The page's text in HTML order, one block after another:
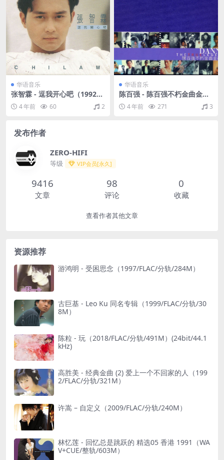
华语音乐
张智霖 - 逗我开心吧（1992/F
LAC/分轨/258M）
4 年前 60 2
华语音乐
陈百强 - 陈百强不朽金曲金藏
集（2005/FLAC/分轨/944
M）4 年前 271 3
发布作者
ZERO-HIFI
等级 VIP会员[永久]
9416
文章
98
评论
0
收藏
查看作者其他文章
资源推荐
游鸿明 - 受困思念（1997/FLAC/分轨/284M）
古巨基 - Leo Ku 同名专辑（1999/FLAC/分轨/30
8M）
陈粒 - 玩（2018/FLAC/分轨/491M）(24bit/44.1
kHz)
高胜美 - 经典金曲 (2) 爱上一个不回家的人（199
2/FLAC/分轨/321M）
许嵩 – 自定义（2009/FLAC/分轨/240M）
林忆莲 - 回忆总是跳跃的 精选05 香港 1991（WA
V+CUE/整轨/603M）